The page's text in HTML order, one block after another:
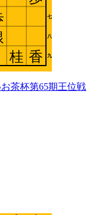
お茶杯第65期王位戦